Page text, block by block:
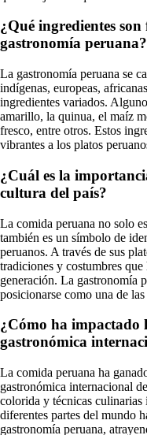
¿Qué ingredientes
gastronomía peruana?
La gastronomía peruana se
indígenas, europeas,
ingredientes variados.
amarillo, la quinua, el maíz
fresco, entre otros. Estos
vibrantes a los platos
¿Cuál es la
cultura del país?
La comida peruana no solo
también es un símbolo de
peruanos. A través de sus
tradiciones y costumbres que
generación. La gastronomía
posicionarse como una de
¿Cómo ha impactado
gastronómica
La comida peruana ha
gastronómica internacional
colorida y técnicas culinarias
diferentes partes del mundo
gastronomía peruana,